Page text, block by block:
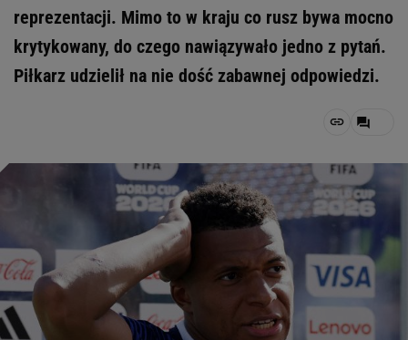
reprezentacji. Mimo to w kraju co rusz bywa mocno
krytykowany, do czego nawiązywało jedno z pytań.
Piłkarz udzielił na nie dość zabawnej odpowiedzi.